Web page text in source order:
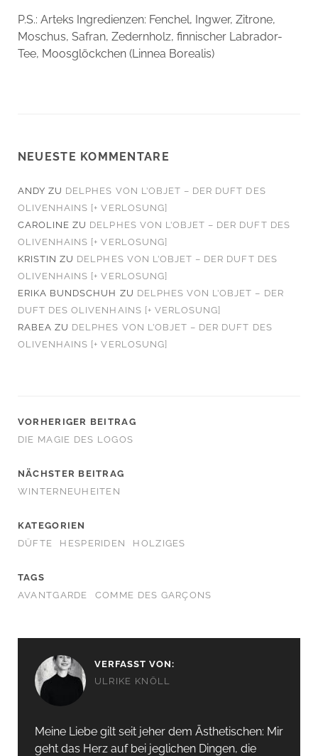
P.S.: Arteks Ingredienzen: Fenchel, Ingwer, Zitrone,
Moschus, Safran, Zedernholz, finnischer Labrador-
Tee, Moosglöckchen (Linnea Borealis)
NEUESTE KOMMENTARE
ANDY ZU DELPHES VON L’OBJET – DER DUFT DES
OLIVENHAINS [+ VERLOSUNG]
CAROLINE ZU DELPHES VON L’OBJET – DER DUFT DES
OLIVENHAINS [+ VERLOSUNG]
KRISTIN ZU DELPHES VON L’OBJET – DER DUFT DES
OLIVENHAINS [+ VERLOSUNG]
ERIKA BUNDSCHUH ZU DELPHES VON L’OBJET – DER
DUFT DES OLIVENHAINS [+ VERLOSUNG]
RABEA ZU DELPHES VON L’OBJET – DER DUFT DES
OLIVENHAINS [+ VERLOSUNG]
VORHERIGER BEITRAG
DIE MAGIE DES LOGOS
NÄCHSTER BEITRAG
WINTERNEUHEITEN
KATEGORIEN
DÜFTE
HESPERIDEN HOLZIGES
TAGS
AVANTGARDE
COMME DES GARÇONS
VERFASST VON:
ULRIKE KNÖLL
Meine Liebe gilt seit jeher dem Ästhetischen: Mir
geht das Herz auf bei jeglichen Dingen, die